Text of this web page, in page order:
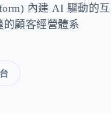
內建 AI 驅動的
顧客經營體系